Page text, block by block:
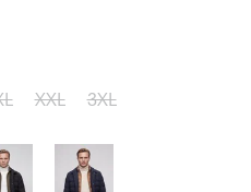
XXL 3XL